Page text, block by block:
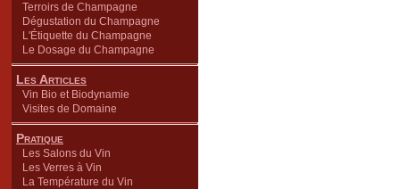
Terroirs de Champagne
Dégustation du Champagne
L'Étiquette du Champagne
Le Dosage du Champagne
Les Articles
Vin Bio et Biodynamie
Visites de Domaine
Pratique
Les Salons du Vin
Les Verres à Vin
La Température du Vin